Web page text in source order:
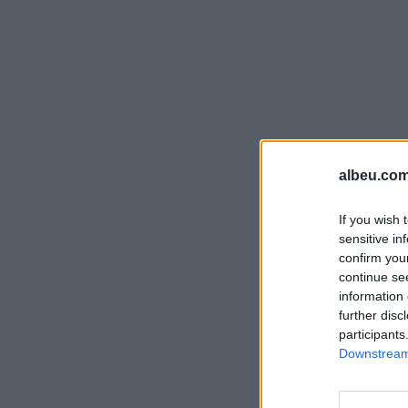
If you wish
sensitive
confirm
continue
information
further